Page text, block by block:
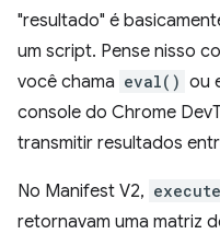
"resultado" é
um script. Pense nisso
você chama eval() ou
console do Chrome
transmitir resultados
No Manifest V2,
retornavam uma matriz